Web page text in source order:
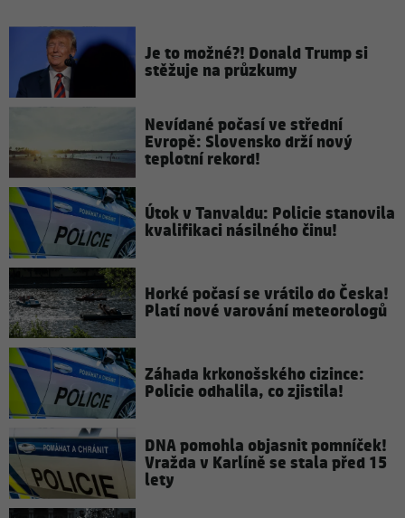
Je to možné?! Donald Trump si
stěžuje na průzkumy
Nevídané počasí ve střední
Evropě: Slovensko drží nový
teplotní rekord!
Útok v Tanvaldu: Policie stanovila
kvalifikaci násilného činu!
Horké počasí se vrátilo do Česka!
Platí nové varování meteorologů
Záhada krkonošského cizince:
Policie odhalila, co zjistila!
DNA pomohla objasnit pomníček!
Vražda v Karlíně se stala před 15
lety